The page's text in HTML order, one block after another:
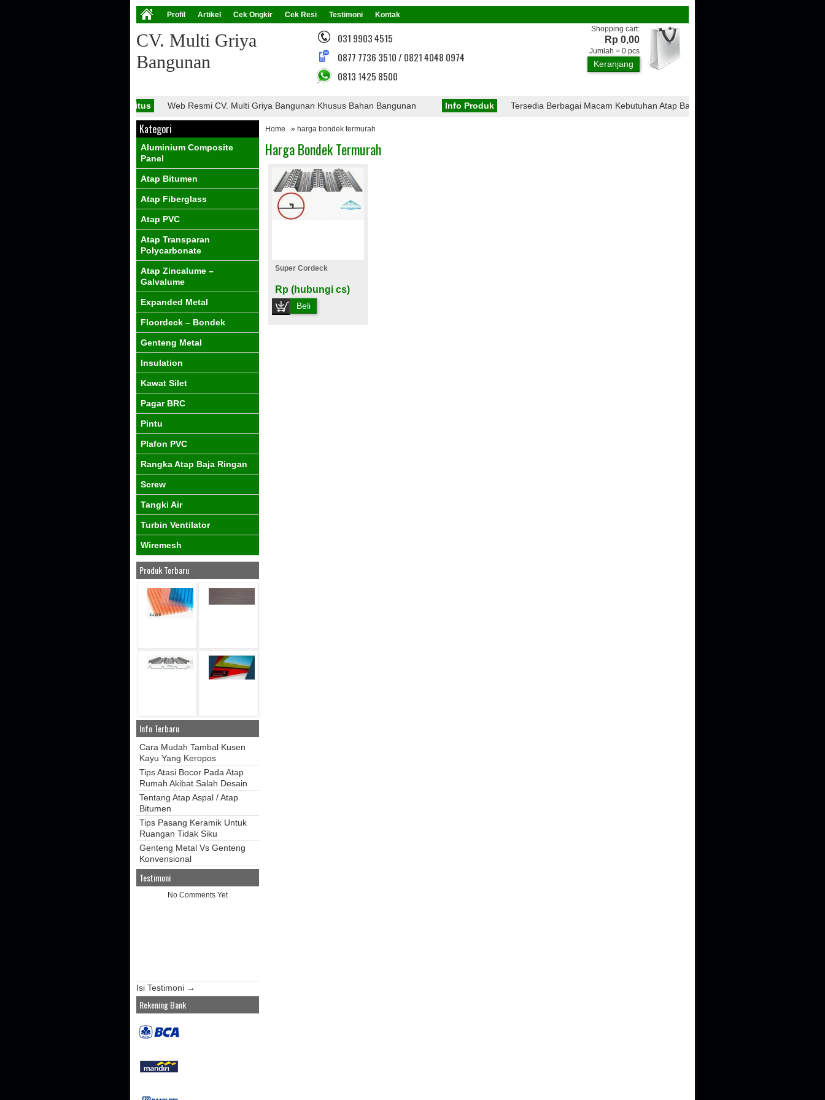
Profil Artikel Cek Ongkir Cek Resi Testimoni Kontak
CV. Multi Griya
Bangunan
031 9903 4515
0877 7736 3510 / 0821 4048 0974
0813 1425 8500
Shopping cart:
Rp 0,00
Jumlah = 0 pcs
Keranjang
Web Resmi CV. Multi Griya Bangunan Khusus Bahan Bangunan Info Produk Tersedia Berbagai Macam Kebutuhan Atap Bangunan, Seperti : Atap CTI, Atap
Home » harga bondek termurah
Harga Bondek Termurah
Super Cordeck
Rp (hubungi cs)
Beli
Kategori
Aluminium Composite
Panel
Atap Bitumen
Atap Fiberglass
Atap PVC
Atap Transparan
Polycarbonate
Atap Zincalume –
Galvalume
Expanded Metal
Floordeck – Bondek
Genteng Metal
Insulation
Kawat Silet
Pagar BRC
Pintu
Plafon PVC
Rangka Atap Baja Ringan
Screw
Tangki Air
Turbin Ventilator
Wiremesh
Produk Terbaru
Info Terbaru
Cara Mudah Tambal Kusen
Kayu Yang Keropos
Tips Atasi Bocor Pada Atap
Rumah Akibat Salah Desain
Tentang Atap Aspal / Atap
Bitumen
Tips Pasang Keramik Untuk
Ruangan Tidak Siku
Genteng Metal Vs Genteng
Konvensional
Testimoni
No Comments Yet
Isi Testimoni →
Rekening Bank